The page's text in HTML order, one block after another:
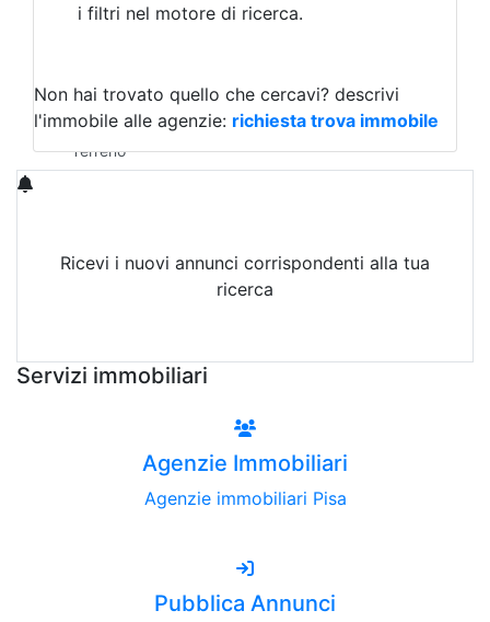
Magazzini
Qualsiasi
Terreno edificabile
Terreno
i filtri nel motore di ricerca.
Non hai trovato quello che cercavi? descrivi
l'immobile alle agenzie: richiesta trova immobile
Ricevi i nuovi annunci corrispondenti alla tua
ricerca
Servizi immobiliari
Agenzie Immobiliari
Agenzie immobiliari Pisa
Pubblica Annunci